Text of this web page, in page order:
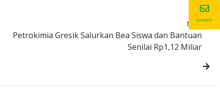
Next
Petrokimia Gresik Salurkan Bea Siswa dan Bantuan
Senilai Rp1,12 Miliar
contact